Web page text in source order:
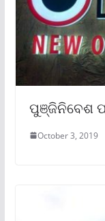
ପୁଞ୍ଜିନିବେଶ
October 3, 2019